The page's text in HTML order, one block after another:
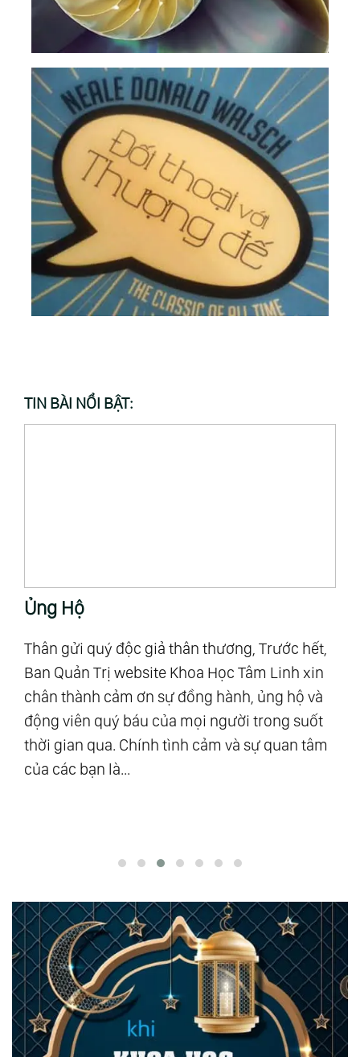
TIN BÀI NỔI BẬT:
Ủng Hộ
Thân gửi quý độc giả thân thương, Trước hết,
Ban Quản Trị website Khoa Học Tâm Linh xin
chân thành cảm ơn sự đồng hành, ủng hộ và
động viên quý báu của mọi người trong suốt
thời gian qua. Chính tình cảm và sự quan tâm
của các bạn là...